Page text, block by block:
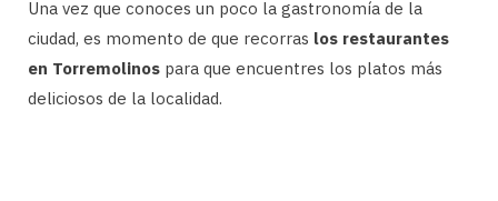
Una vez que conoces un poco la gastronomía de la
ciudad, es momento de que recorras los restaurantes
en Torremolinos para que encuentres los platos más
deliciosos de la localidad.